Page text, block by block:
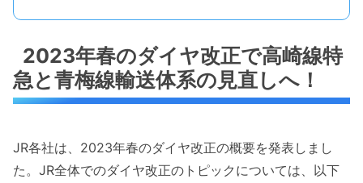
2023年春のダイヤ改正で高崎線特
急と青梅線輸送体系の見直しへ！
JR各社は、2023年春のダイヤ改正の概要を発表しまし
た。JR全体でのダイヤ改正のトピックについては、以下